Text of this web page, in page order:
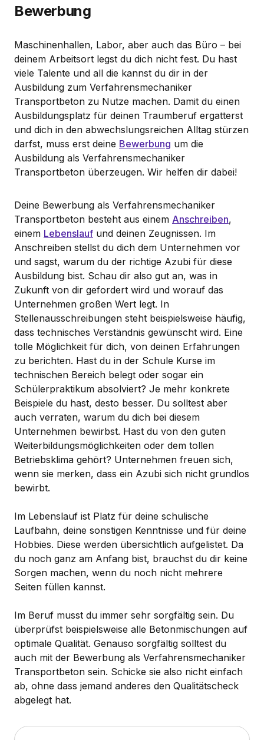
Bewerbung
Maschinenhallen, Labor, aber auch das Büro – bei
deinem Arbeitsort legst du dich nicht fest. Du hast
viele Talente und all die kannst du dir in der
Ausbildung zum Verfahrensmechaniker
Transportbeton zu Nutze machen. Damit du einen
Ausbildungsplatz für deinen Traumberuf ergatterst
und dich in den abwechslungsreichen Alltag stürzen
darfst, muss erst deine Bewerbung um die
Ausbildung als Verfahrensmechaniker
Transportbeton überzeugen. Wir helfen dir dabei!
Deine Bewerbung als Verfahrensmechaniker
Transportbeton besteht aus einem Anschreiben,
einem Lebenslauf und deinen Zeugnissen. Im
Anschreiben stellst du dich dem Unternehmen vor
und sagst, warum du der richtige Azubi für diese
Ausbildung bist. Schau dir also gut an, was in
Zukunft von dir gefordert wird und worauf das
Unternehmen großen Wert legt. In
Stellenausschreibungen steht beispielsweise häufig,
dass technisches Verständnis gewünscht wird. Eine
tolle Möglichkeit für dich, von deinen Erfahrungen
zu berichten. Hast du in der Schule Kurse im
technischen Bereich belegt oder sogar ein
Schülerpraktikum absolviert? Je mehr konkrete
Beispiele du hast, desto besser. Du solltest aber
auch verraten, warum du dich bei diesem
Unternehmen bewirbst. Hast du von den guten
Weiterbildungsmöglichkeiten oder dem tollen
Betriebsklima gehört? Unternehmen freuen sich,
wenn sie merken, dass ein Azubi sich nicht grundlos
bewirbt.
Im Lebenslauf ist Platz für deine schulische
Laufbahn, deine sonstigen Kenntnisse und für deine
Hobbies. Diese werden übersichtlich aufgelistet. Da
du noch ganz am Anfang bist, brauchst du dir keine
Sorgen machen, wenn du noch nicht mehrere
Seiten füllen kannst.
Im Beruf musst du immer sehr sorgfältig sein. Du
überprüfst beispielsweise alle Betonmischungen auf
optimale Qualität. Genauso sorgfältig solltest du
auch mit der Bewerbung als Verfahrensmechaniker
Transportbeton sein. Schicke sie also nicht einfach
ab, ohne dass jemand anderes den Qualitätscheck
abgelegt hat.